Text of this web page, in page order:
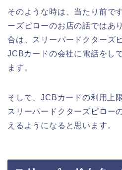
そのような時は、当たり前で
ーズピローのお店の話ではあ
合は、スリーパードクターズ
JCBカードの会社に電話をし
ます。
そして、JCBカードの利用上
スリーパードクターズピロー
えるようになると思います。